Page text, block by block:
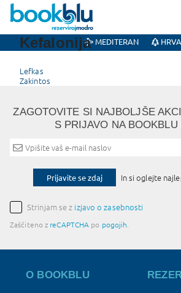
MEDITERAN
Kefalonija
Post
navigation
Lefkas
Zakintos
ZAGOTOVITE SI NAJBOLJŠE
S PRIJAVO NA BOOKBLU
Prijavite se zdaj In si oglejte
Strinjam se z izjavo o zasebnosti
Zaščiteno z reCAPTCHA po pogojih
O BOOKBLU